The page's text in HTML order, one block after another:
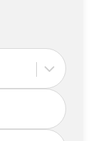
sind